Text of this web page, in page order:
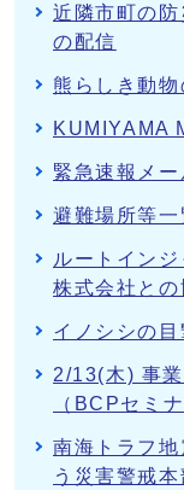
近隣市町の
の配信
熊らしき動
KUMIYAMA
緊急速報メー
避難場所等一
ルートイン
株式会社と
イノシシの
2/13(木) 事
（BCPセミナ
南海トラフ
う災害警戒